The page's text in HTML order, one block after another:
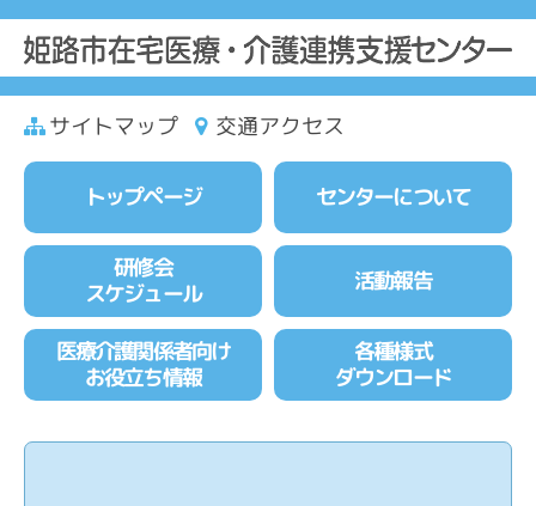
サイトマップ 交通アクセス
トップページ センターについて
研修会
スケジュール
活動報告
医療介護関係者向け
お役立ち情報
各種様式
ダウンロード